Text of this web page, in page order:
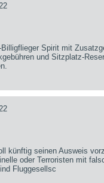
Spirit mit
und Sitzplatz-
künftig seinen Ausweis
oder Terroristen mit
Fluggesellsc